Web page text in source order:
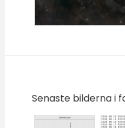
Senaste bilderna i